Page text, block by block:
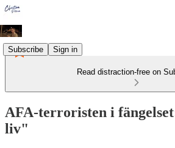
Subscribe Sign in
Read distraction-free on
AFA-terroristen i
liv"